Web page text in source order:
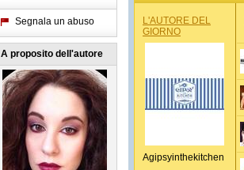
Segnala un abuso
A proposito dell'autore
L'AUTORE DEL
GIORNO
Agipsyinthekitchen